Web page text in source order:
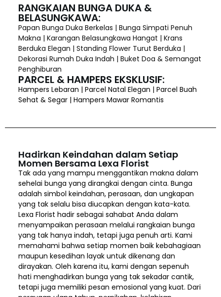
RANGKAIAN BUNGA DUKA &
BELASUNGKAWA:
Papan Bunga Duka Berkelas | Bunga Simpati Penuh
Makna | Karangan Belasungkawa Hangat | Krans
Berduka Elegan | Standing Flower Turut Berduka |
Dekorasi Rumah Duka Indah | Buket Doa & Semangat
Penghiburan
PARCEL & HAMPERS EKSKLUSIF:
Hampers Lebaran | Parcel Natal Elegan | Parcel Buah
Sehat & Segar | Hampers Mawar Romantis
Hadirkan Keindahan dalam Setiap
Momen Bersama Lexa Florist
Tak ada yang mampu menggantikan makna dalam
sehelai bunga yang dirangkai dengan cinta. Bunga
adalah simbol keindahan, perasaan, dan ungkapan
yang tak selalu bisa diucapkan dengan kata-kata.
Lexa Florist hadir sebagai sahabat Anda dalam
menyampaikan perasaan melalui rangkaian bunga
yang tak hanya indah, tetapi juga penuh arti. Kami
memahami bahwa setiap momen baik kebahagiaan
maupun kesedihan layak untuk dikenang dan
dirayakan. Oleh karena itu, kami dengan sepenuh
hati menghadirkan bunga yang tak sekadar cantik,
tetapi juga memiliki pesan emosional yang kuat. Dari